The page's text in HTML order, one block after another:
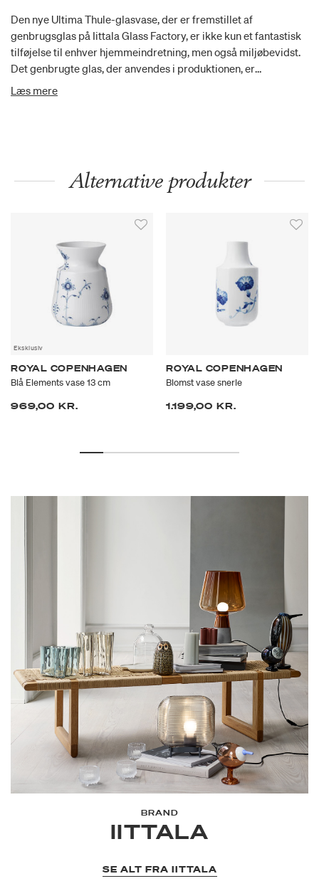
Den nye Ultima Thule-glasvase, der er fremstillet af
genbrugsglas på Iittala Glass Factory, er ikke kun et fantastisk
tilføjelse til enhver hjemmeindretning, men også miljøbevidst.
Det genbrugte glas, der anvendes i produktionen, er
affaldsglas, der genereres under fremstillingen af andre Iittala-
Læs mere
Alternative produkter
Eksklusiv
ROYAL COPENHAGEN
Blå Elements vase 13 cm
969,00 KR.
ROYAL COPENHAGEN
Blomst vase snerle
1.199,00 KR.
BRAND
IITTALA
SE ALT FRA IITTALA